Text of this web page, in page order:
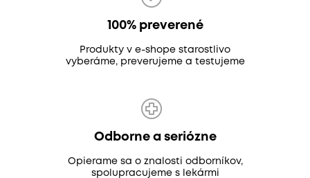
100% preverené
Produkty v e-shope starostlivo
vyberáme, preverujeme a testujeme
Odborne a seriózne
Opierame sa o znalosti odborníkov,
spolupracujeme s lekármi